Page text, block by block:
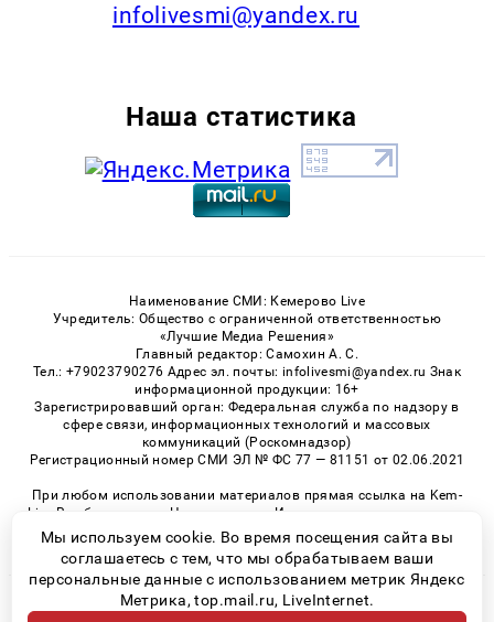
infolivesmi@yandex.ru
Наша статистика
Наименование СМИ: Кемерово Live
Учредитель: Общество с ограниченной ответственностью
«Лучшие Медиа Решения»
Главный редактор: Самохин А. С.
Тел.: +79023790276 Адрес эл. почты: infolivesmi@yandex.ru Знак
информационной продукции: 16+
Зарегистрировавший орган: Федеральная служба по надзору в
сфере связи, информационных технологий и массовых
коммуникаций (Роскомнадзор)
Регистрационный номер СМИ ЭЛ № ФС 77 — 81151 от 02.06.2021
При любом использовании материалов прямая ссылка на Kem-
Live.Ru обязательна. Цитирование в Интернете возможно только
при наличии письменного разрешения.
© 2026 «Kem-Live» | Все права защищены
Мы используем cookie. Во время посещения сайта вы
соглашаетесь с тем, что мы обрабатываем ваши
персональные данные с использованием метрик Яндекс
Метрика, top.mail.ru, LiveInternet.